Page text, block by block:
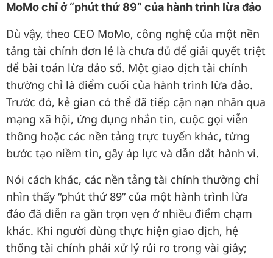
MoMo chỉ ở “phút thứ 89” của hành trình lừa đảo
Dù vậy, theo CEO MoMo, công nghệ của một nền
tảng tài chính đơn lẻ là chưa đủ để giải quyết triệt
để bài toán lừa đảo số. Một giao dịch tài chính
thường chỉ là điểm cuối của hành trình lừa đảo.
Trước đó, kẻ gian có thể đã tiếp cận nạn nhân qua
mạng xã hội, ứng dụng nhắn tin, cuộc gọi viễn
thông hoặc các nền tảng trực tuyến khác, từng
bước tạo niềm tin, gây áp lực và dẫn dắt hành vi.
Nói cách khác, các nền tảng tài chính thường chỉ
nhìn thấy “phút thứ 89” của một hành trình lừa
đảo đã diễn ra gần trọn vẹn ở nhiều điểm chạm
khác. Khi người dùng thực hiện giao dịch, hệ
thống tài chính phải xử lý rủi ro trong vài giây;